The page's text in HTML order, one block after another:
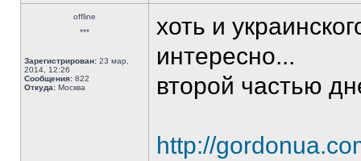
offline
***
Зарегистрирован: 23 мар,
2014, 12:26
Сообщения: 822
Откуда: Москва
хоть и
интересно...
второй частью
http://